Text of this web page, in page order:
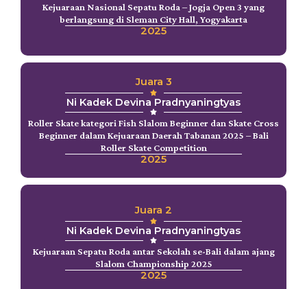
Kejuaraan Nasional Sepatu Roda – Jogja Open 3 yang
berlangsung di Sleman City Hall, Yogyakarta
2025
Juara 3
Ni Kadek Devina Pradnyaningtyas
Roller Skate kategori Fish Slalom Beginner dan Skate Cross
Beginner dalam Kejuaraan Daerah Tabanan 2025 – Bali
Roller Skate Competition
2025
Juara 2
Ni Kadek Devina Pradnyaningtyas
Kejuaraan Sepatu Roda antar Sekolah se-Bali dalam ajang
Slalom Championship 2025
2025